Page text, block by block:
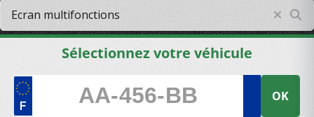
Sélectionnez votre véhicule
OK